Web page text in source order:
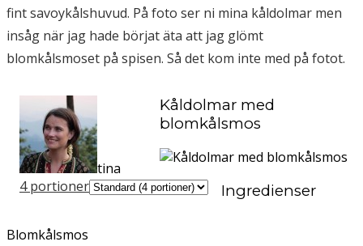
fint savoykålshuvud. På foto ser ni mina kåldolmar men
insåg när jag hade börjat äta att jag glömt
blomkålsmoset på spisen. Så det kom inte med på fotot.
tina
4 portioner
Kåldolmar med
blomkålsmos
Ingredienser
Blomkålsmos